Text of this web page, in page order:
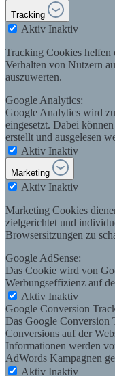
Tracking
Aktiv Inaktiv
Tracking Cookies helfen
Verhalten von Nutzern
auszuwerten.
Google Analytics:
Google Analytics wird
eingesetzt. Dabei
erstellt und ausgelesen
Aktiv Inaktiv
Marketing
Aktiv Inaktiv
Marketing Cookies
zielgerichtet und
Browsersitzungen zu
Google AdSense:
Das Cookie wird von
Werbungseffizienz auf
Aktiv Inaktiv
Google Conversion
Das Google Conversion
Conversions auf der
Informationen werden
AdWords Kampagnen
Aktiv Inaktiv